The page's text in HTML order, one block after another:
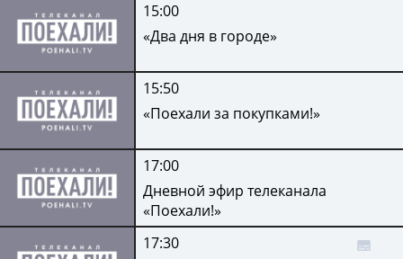
15:00
«Два дня в городе»
15:50
«Поехали за покупками!»
17:00
Дневной эфир телеканала
«Поехали!»
17:30